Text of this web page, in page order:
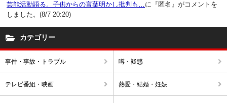
芸能活動語る。子供からの言葉明かし批判も…に『匿名』がコメントを
しました。(8/7 20:20)
カテゴリー
事件・事故・トラブル 噂・疑惑
テレビ番組・映画 熱愛・結婚・妊娠